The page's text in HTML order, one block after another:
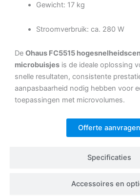
Specificaties
Accessoires en
Gewicht: 17 kg
Stroomverbruik: ca. 280 W
De Ohaus FC5515
microbuisjes is de ideale oplossing
snelle resultaten, consistente
aanpasbaarheid nodig hebben voor
toepassingen met microvolumes.
Offerte aanvragen